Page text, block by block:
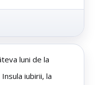
luni de la
iubirii, la